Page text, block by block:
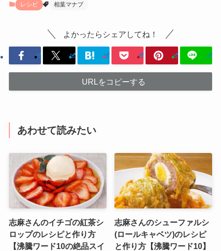
レシピ 相葉マナブ
よかったらシェアしてね！
URLをコピーする
あわせて読みたい
志麻さんのイチゴの紅茶シ
ロップのレシピと作り方
【沸騰ワード10の絶品スイ
志麻さんのシューファルシ
(ロールキャベツ)のレシピ
と作り方【沸騰ワード10】